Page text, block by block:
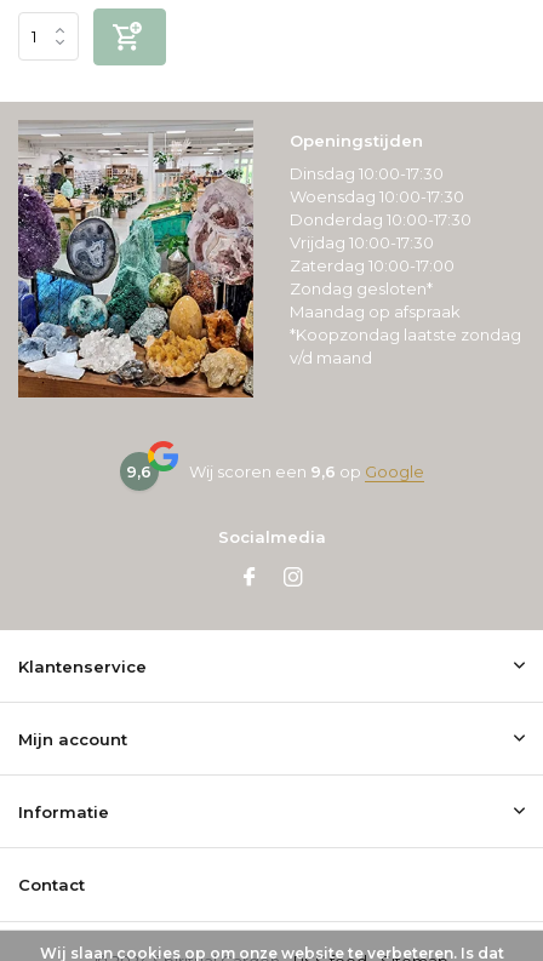
Openingstijden
Dinsdag 10:00-17:30
Woensdag 10:00-17:30
Donderdag 10:00-17:30
Vrijdag 10:00-17:30
Zaterdag 10:00-17:00
Zondag gesloten*
Maandag op afspraak
*Koopzondag laatste zondag
v/d maand
9,6 Wij scoren een 9,6 op Google
Socialmedia
Klantenservice
Mijn account
Informatie
Contact
Wij slaan cookies op om onze website te verbeteren. Is dat